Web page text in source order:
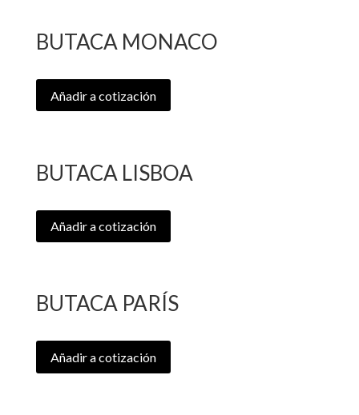
BUTACA MONACO
Añadir a cotización
BUTACA LISBOA
Añadir a cotización
BUTACA PARÍS
Añadir a cotización